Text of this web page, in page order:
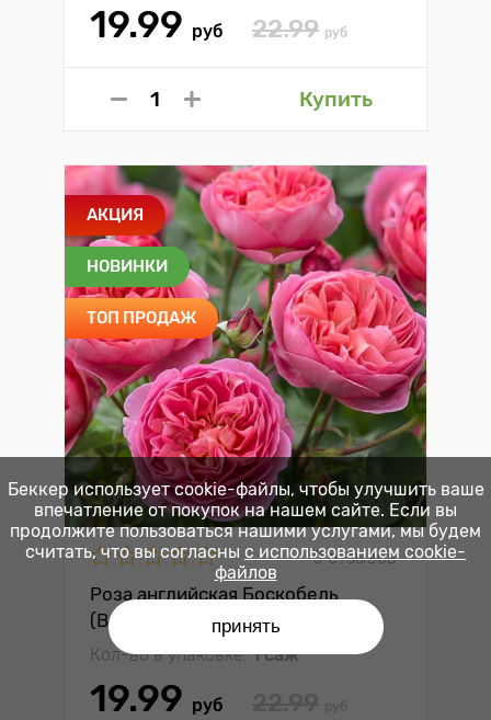
19.99 руб 22.99 руб
Купить
АКЦИЯ
НОВИНКИ
ТОП ПРОДАЖ
0 отзывов
Роза английская Боскобель
(Boscobel)
Кол-во в упаковке:1 саж
19.99 руб
Беккер использует cookie-файлы, чтобы улучшить ваше
впечатление от покупок на нашем сайте. Если вы
продолжите пользоваться нашими услугами, мы будем
считать, что вы согласны с использованием cookie-
файлов
принять